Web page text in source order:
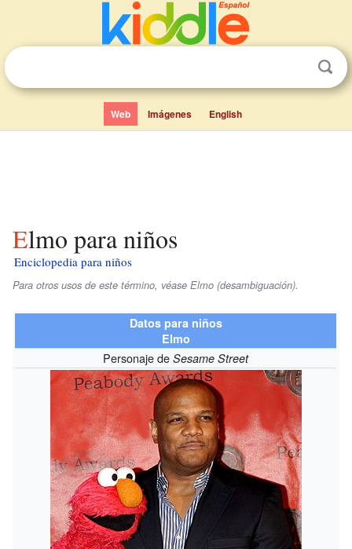
Web Imágenes English
Elmo para niños
Enciclopedia para niños
Para otros usos de este término, véase Elmo (desambiguación).
Datos para niños
Elmo
Personaje deSesame Street